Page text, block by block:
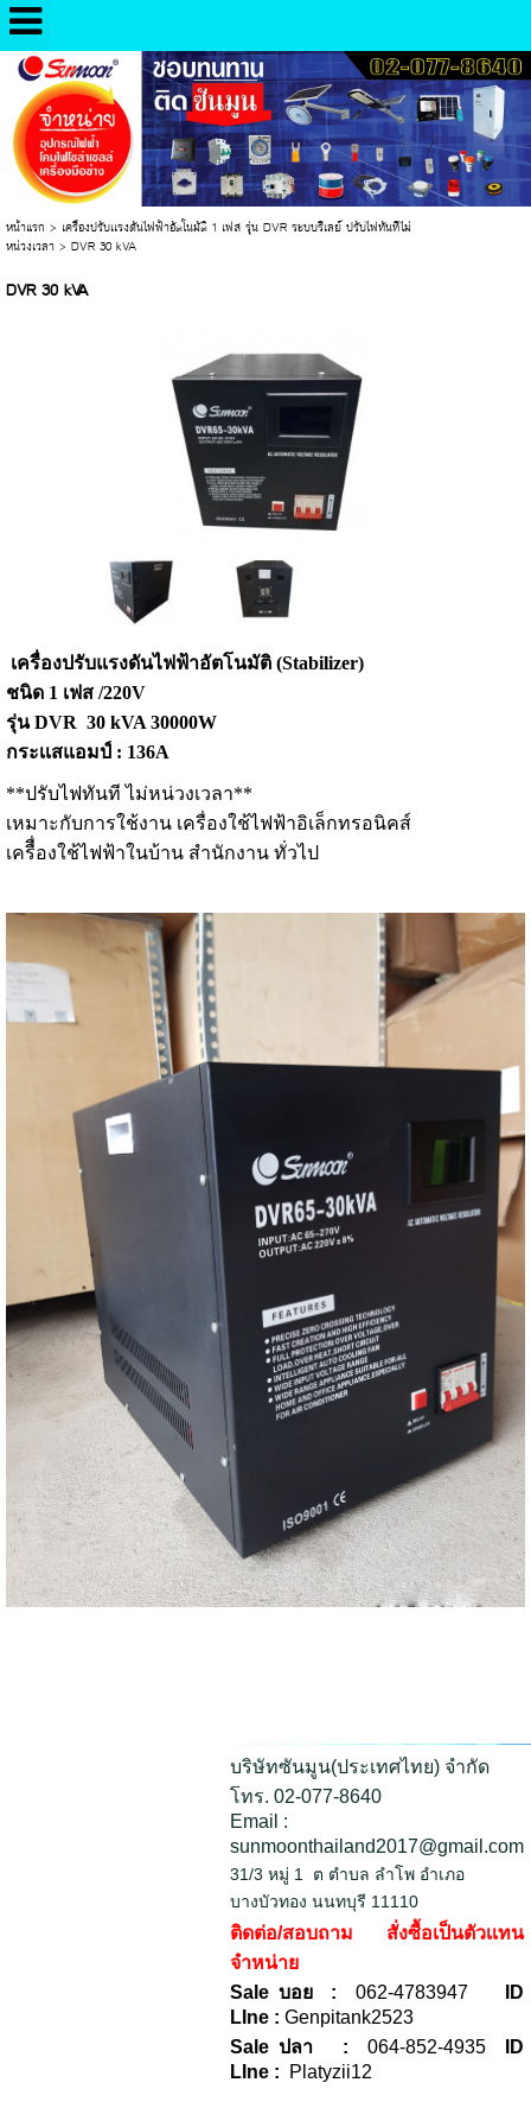
หน้าแรก > เครื่องปรับเเรงดันไฟฟ้าอัตโนมัติ 1 เฟส รุ่น DVR ระบบรีเลย์ ปรับไฟทันทีไม่
หน่วงเวลา> DVR 30 kVA
DVR 30 kVA
เครื่องปรับแรงดันไฟฟ้าอัตโนมัติ (Stabilizer)
ชนิด 1 เฟส /220V
รุ่น DVR 30 kVA 30000W
กระเเสแอมป์ : 136A
**ปรับไฟทันที ไม่หน่วงเวลา**
เหมาะกับการใช้งาน เครื่องใช้ไฟฟ้าอิเล็กทรอนิคส์
เครืื่องใช้ไฟฟ้าในบ้าน สำนักงาน ทั่วไป
บริษัทซันมูน(ประเทศไทย) จำกัด
โทร. 02-077-8640
Email :
sunmoonthailand2017@gmail.com
31/3 หมู่ 1 ต ตำบล ลำโพ อำเภอ
บางบัวทอง นนทบุรี 11110
ติดต่อ/สอบถาม สั่งซื้อเป็นตัวเเทน
จำหน่าย
Sale บอย : 062-4783947
ID
LIne : Genpitank2523
Sale ปลา : 064-852-4935
ID
LIne :
Platyzii12